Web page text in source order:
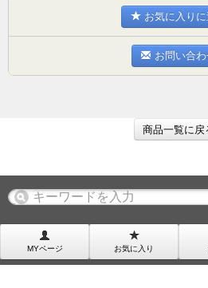
お気に入り
お問い合
商品一覧に戻
MYページ お気に入り